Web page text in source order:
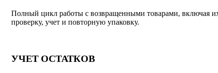
Полный цикл работы с возвращенными товарами, включая
проверку, учет и повторную упаковку.
УЧЕТ ОСТАТКОВ